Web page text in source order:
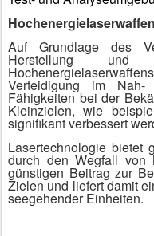
Auf Grundlage des
Herstellung
Verteidigung im
Fähigkeiten bei der
Kleinzielen, wie
signifikant verbessert
Lasertechnologie bietet
durch den Wegfall von
günstigen Beitrag zur
Zielen und liefert damit
seegehender Einheiten.